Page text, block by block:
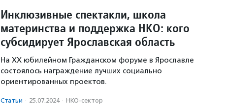
Инклюзивные спектакли, школа
материнства и поддержка НКО: кого
субсидирует Ярославская область
На XX юбилейном Гражданском форуме в Ярославле
состоялось награждение лучших социально
ориентированных проектов.
Статьи · 25.07.2024 · НКО-сектор